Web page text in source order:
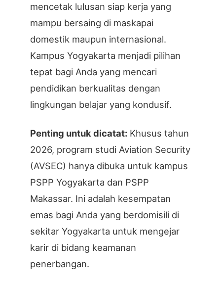
mencetak lulusan siap kerja yang
mampu bersaing di maskapai
domestik maupun internasional.
Kampus Yogyakarta menjadi pilihan
tepat bagi Anda yang mencari
pendidikan berkualitas dengan
lingkungan belajar yang kondusif.
Penting untuk dicatat: Khusus tahun
2026, program studi Aviation Security
(AVSEC) hanya dibuka untuk kampus
PSPP Yogyakarta dan PSPP
Makassar. Ini adalah kesempatan
emas bagi Anda yang berdomisili di
sekitar Yogyakarta untuk mengejar
karir di bidang keamanan
penerbangan.